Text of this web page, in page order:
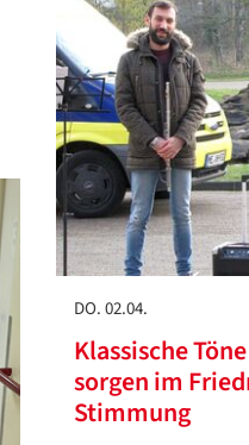
DO. 02.04.
Klassische
sorgen im
Stimmung